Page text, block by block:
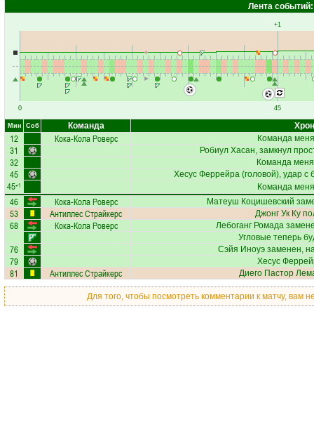
Лента событий:
0
+1
45
Мин Соб Команда
12 Кока-Кола Роверс Команда
31 Робиул Хасан, замкнул
32 Команда
45 Хесус Феррейра(головой), удар с
45+1 Команда
46 Кока-Кола Роверс Матеуш Коцишевский
53 Антиллес Страйкерс Джонг Ук Ку
68 Кока-Кола Роверс Лебоганг Ромада
Угловые теперь
76 Сэйя Иноуэзаменен,
79 Хесус
81 Антиллес Страйкерс Диего Пастор
Для того, чтобы посмотреть комментарии к матчу, вам